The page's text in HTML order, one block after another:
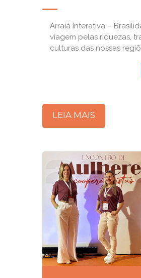
Arraiá Interativa –
viagem pelas riquezas,
culturas das nossas
LEIA MAIS